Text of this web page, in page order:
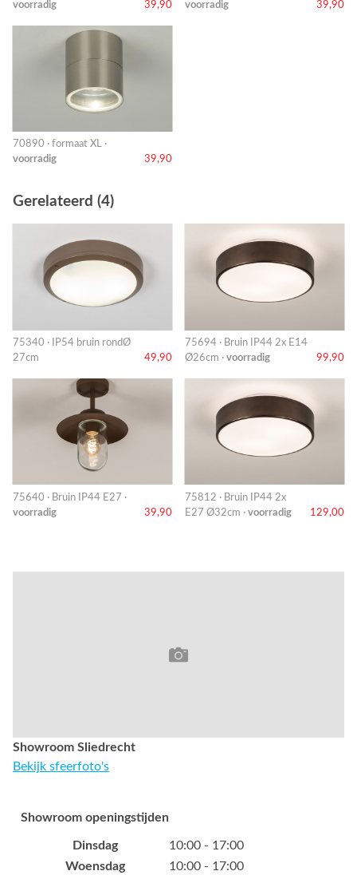
voorradig 39,90 voorradig 39,90
70890 · formaat XL ·
voorradig
39,90
Gerelateerd (4)
75340 · IP54 bruin rondØ
27cm
49,90
75694 · Bruin IP44 2x E14
Ø26cm · voorradig 99,90
75640 · Bruin IP44 E27 ·
voorradig
39,90
75812 · Bruin IP44 2x
E27 Ø32cm · voorradig 129,00
Showroom Sliedrecht
Bekijk sfeerfoto's
Showroom openingstijden
Dinsdag
10:00 - 17:00
Woensdag
10:00 - 17:00